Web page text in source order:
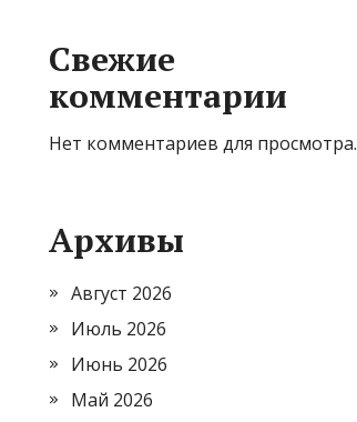
Свежие
комментарии
Нет комментариев для просмотра.
Архивы
Август 2026
Июль 2026
Июнь 2026
Май 2026